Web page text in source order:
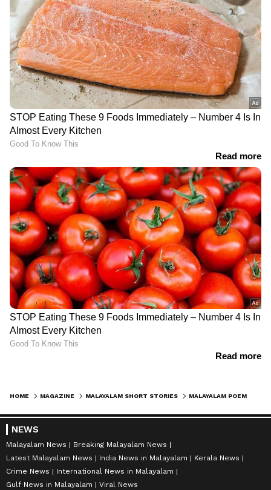
HOME MAGAZINE MALAYALAM SHORT STORIES
NEWS
Malayalam News
Breaking Malayalam News
Latest Malayalam News
India News in Malayalam
Kerala News
Crime News
International News in Malayalam
Gulf News in Malayalam
Viral News